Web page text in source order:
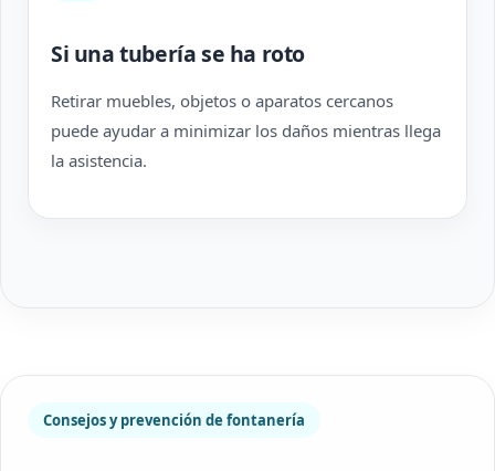
Si una tubería se ha roto
Retirar muebles, objetos o aparatos cercanos
puede ayudar a minimizar los daños mientras llega
la asistencia.
Consejos y prevención de fontanería